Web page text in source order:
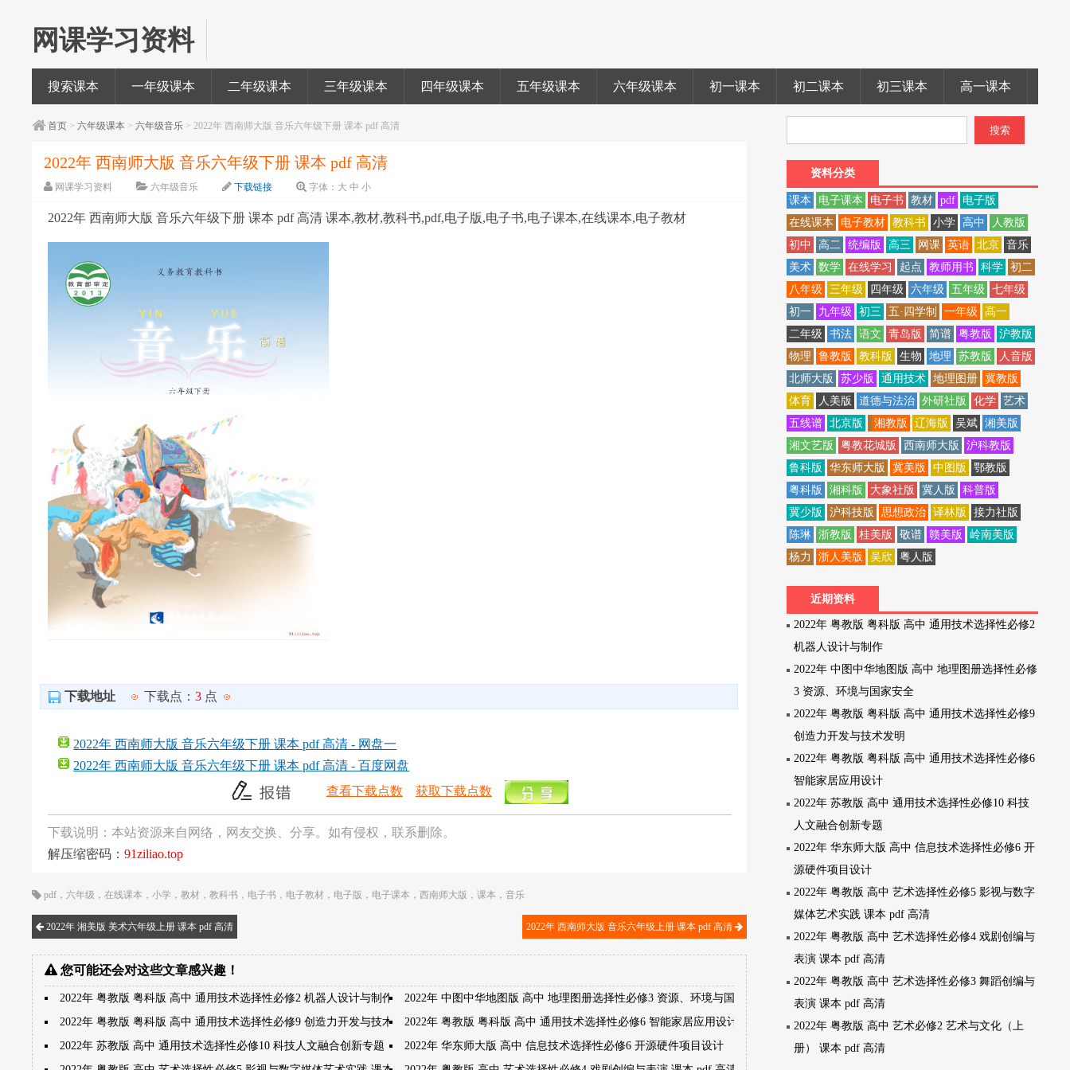
网课学习资料
搜索课本 一年级课本 二年级课本 三年级课本 四年级课本 五年级课本 六年级课本 初一课本 初二课本 初三课本 高一课本
首页 >六年级课本 >六年级音乐 > 2022年 西南师大版 音乐六年级下册 课本 pdf 高清
2022年 西南师大版 音乐六年级下册 课本 pdf 高清
网课学习资料 六年级音乐 下载链接 字体： 大 中 小
2022年 西南师大版 音乐六年级下册 课本 pdf 高清 课本,教材,教科书,pdf,电子版,电子书,电子课本,在线课本,电子教材
下载地址 下载点：3 点
2022年 西南师大版 音乐六年级下册 课本 pdf 高清 - 网盘一
2022年 西南师大版 音乐六年级下册 课本 pdf 高清 - 百度网盘
查看下载点数
获取下载点数
下载说明：本站资源来自网络，网友交换、分享。如有侵权，联系删除。
解压缩密码：91ziliao.top
pdf ，六年级 ，在线课本 ，小学 ，教材 ，教科书 ， 电子书 ， 电子教材 ， 电子版 ， 电子课本 ，西南师大版 ，课本 ，音乐
2022年 湘美版 美术六年级上册 课本 pdf 高清 2022年 西南师大版 音乐六年级上册 课本 pdf 高清
您可能还会对这些文章感兴趣！
2022年 粤教版 粤科版 高中 通用技术选择性必修2 机器人设计与制作
2022年 中图中华地图版 高中 地理图册选择性必修3 资源、环境与国家安全
2022年 粤教版 粤科版 高中 通用技术选择性必修9 创造力开发与技术发明2022年 粤教版 粤科版 高中 通用技术选择性必修6 智能家居应用设计
2022年 苏教版 高中 通用技术选择性必修10 科技人文融合创新专题
2022年 华东师大版 高中 信息技术选择性必修6 开源硬件项目设计
资料分类
课本 电子课本 电子书 教材 pdf
电子版
在线课本
电子教材 教科书 小学 高中
人教版
初中
高二 统编版 高三 网课 英语 北京
音乐
美术
数学 在线学习 起点 教师用书 科学
初二
八年级
三年级 四年级 六年级 五年级
七年级
初一
九年级 初三 五·四学制 一年级
高一
二年级
书法 语文 青岛版 简谱 粤教版
沪教版
物理
鲁教版 教科版 生物 地理 苏教版
人音版
北师大版
苏少版 通用技术 地理图册
冀教版
体育
人美版 道德与法治 外研社版 化学
艺术
五线谱
北京版 湘教版 辽海版 吴斌
湘美版
湘文艺版
粤教花城版 西南师大版
沪科教版
鲁科版
华东师大版 冀美版 中图版
鄂教版
粤科版
湘科版 大象社版 冀人版
科普版
冀少版
沪科技版 思想政治 译林版
接力社版
陈琳
浙教版 桂美版 敬谱 赣美版
岭南美版
杨力
浙人美版 吴欣 粤人版
近期资料
2022年 粤教版 粤科版 高中 通用技术选择性必修2
机器人设计与制作
2022年 中图中华地图版 高中 地理图册选择性必修
3 资源、环境与国家安全
2022年 粤教版 粤科版 高中 通用技术选择性必修9
创造力开发与技术发明
2022年 粤教版 粤科版 高中 通用技术选择性必修6
智能家居应用设计
2022年 苏教版 高中 通用技术选择性必修10 科技
人文融合创新专题
2022年 华东师大版 高中 信息技术选择性必修6 开
源硬件项目设计
2022年 粤教版 高中 艺术选择性必修5 影视与数字
媒体艺术实践 课本 pdf 高清
2022年 粤教版 高中 艺术选择性必修4 戏剧创编与
表演 课本 pdf 高清
2022年 粤教版 高中 艺术选择性必修3 舞蹈创编与
表演 课本 pdf 高清
2022年 粤教版 高中 艺术必修2 艺术与文化（上
册） 课本 pdf 高清